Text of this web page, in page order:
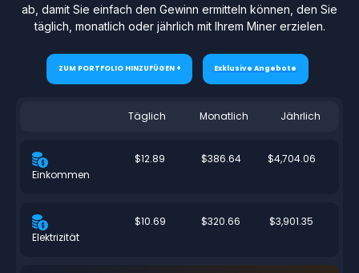
ab, damit Sie einfach den Gewinn ermitteln können, den Sie
täglich, monatlich oder jährlich mit Ihrem Miner erzielen.
ZUM PORTFOLIO HINZUFÜGEN + Exklusive Angebote
Täglich Monatlich Jährlich
Einkommen
$12.89 $386.64 $4,704.06
Elektrizität
$10.69 $320.66 $3,901.35